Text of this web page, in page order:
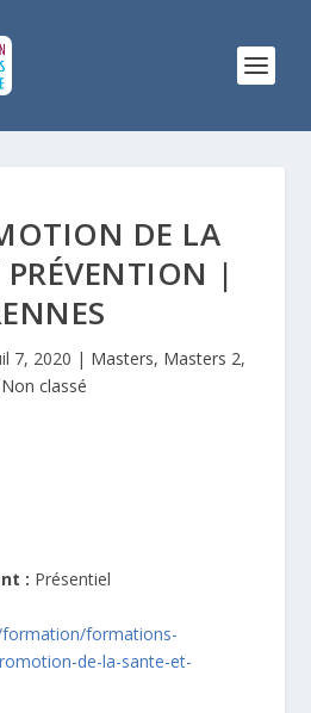
DE LA
PRÉVENTION |
7, 2020 | Masters, Masters 2,
Non classé
: Présentiel
formations-
de-la-sante-et-